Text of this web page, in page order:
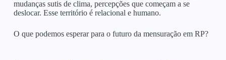
mudanças sutis de clima, percepções que começam a se
deslocar. Esse território é relacional e humano.
O que podemos esperar para o futuro da mensuração em RP?